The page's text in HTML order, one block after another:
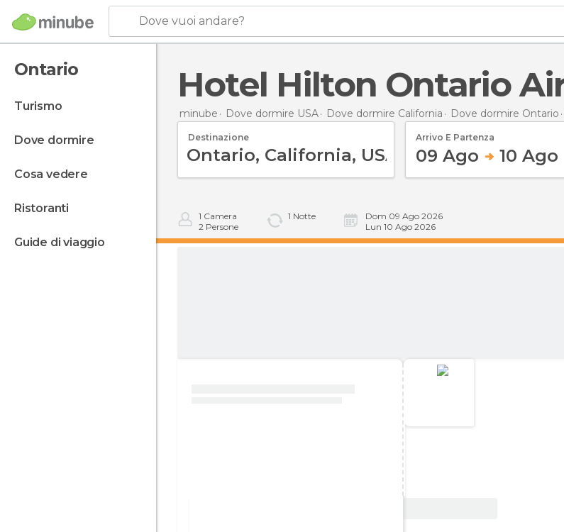
Dove vuoi andare?
Ontario
turismo
dove dormire
cosa vedere
ristoranti
guide di viaggio
Hotel Hilton Ontario
minube Dove dormire USA Dove dormire California Dove dormire Ontario
Destinazione Arrivo E Partenza
09 Ago 10 Ago
1 Camera
2 Persone
1 Notte
Dom 09 Ago 2026
Lun 10 Ago 2026